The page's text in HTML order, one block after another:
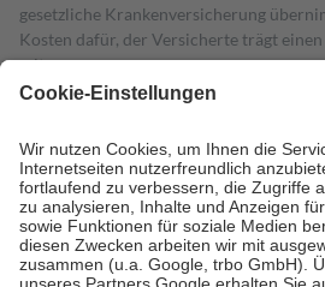
gesetzliche Krankenversicherung
Kosten dafür, der Versicherte trägt
mit.
Grundsätzlich leisten Mitglieder
höchstens zehn Euro.
Es sind jedoch nie
Kosten der Leistung zu entrichten.
Diese Regeln gelten grundsätzlich auch
Bei Heilmitteln und häuslicher
Zuzahlung zehn Prozent der Kosten
Verordnung.